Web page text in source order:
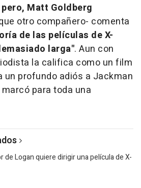
Matt Goldberg
otro compañero- comenta
de las películas de X-
larga". Aun con
la califica como un film
un profundo adiós a Jackman
para toda una
de Logan quiere dirigir una película de X-